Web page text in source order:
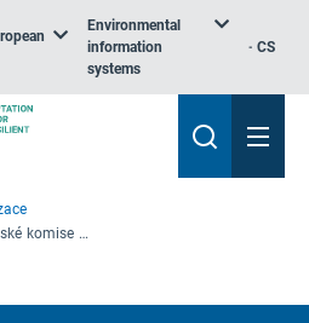
Environmental
information
systems
CS
Generální ředitelství Evropské komise pro životní prostředí (GŘ ENV)